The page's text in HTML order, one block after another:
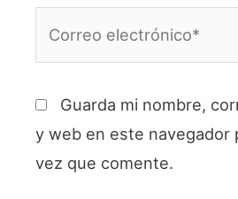
Guarda mi nombre,
y web en este navegador
vez que comente.